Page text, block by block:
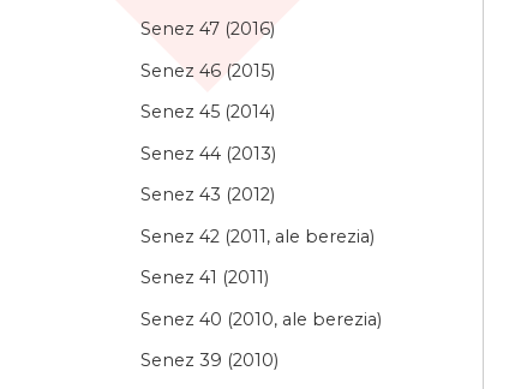
Senez 47 (2016)
Senez 46 (2015)
Senez 45 (2014)
Senez 44 (2013)
Senez 43 (2012)
Senez 42 (2011, ale berezia)
Senez 41 (2011)
Senez 40 (2010, ale berezia)
Senez 39 (2010)